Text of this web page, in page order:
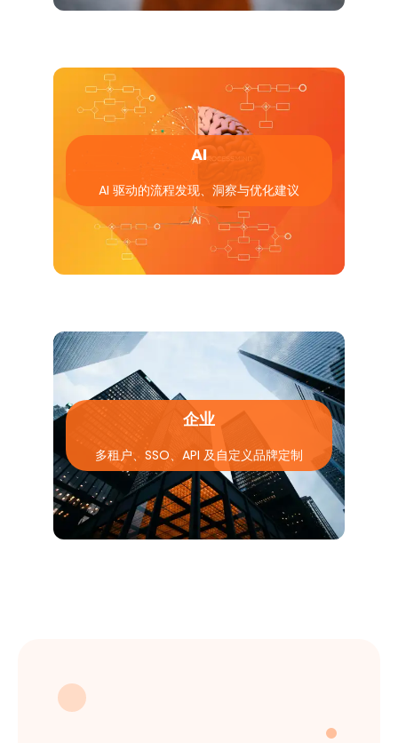
AI
AI 驱动的流程发现、洞察与优化建议
企业
多租户、SSO、API 及自定义品牌定制